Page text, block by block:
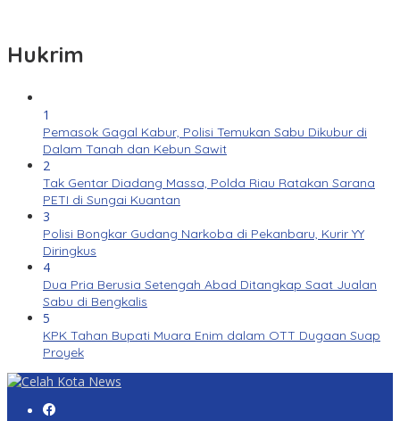
Hukrim
1
Pemasok Gagal Kabur, Polisi Temukan Sabu Dikubur di
Dalam Tanah dan Kebun Sawit
2
Tak Gentar Diadang Massa, Polda Riau Ratakan Sarana
PETI di Sungai Kuantan
3
Polisi Bongkar Gudang Narkoba di Pekanbaru, Kurir YY
Diringkus
4
Dua Pria Berusia Setengah Abad Ditangkap Saat Jualan
Sabu di Bengkalis
5
KPK Tahan Bupati Muara Enim dalam OTT Dugaan Suap
Proyek